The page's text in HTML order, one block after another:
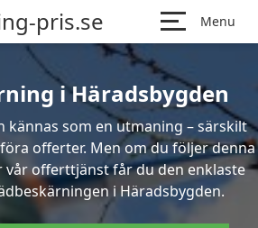
pris.se Menu
i Häradsbygden
kännas som en utmaning – särskilt
offerter. Men om du följer denna
vår offerttjänst får du den enklaste
i Häradsbygden.